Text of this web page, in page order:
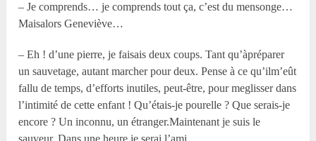
– Je comprends… je comprends tout ça, c’est du mensonge…
Maisalors Geneviève…
– Eh ! d’une pierre, je faisais deux coups. Tant qu’àpréparer
un sauvetage, autant marcher pour deux. Pense à ce qu’ilm’eût
fallu de temps, d’efforts inutiles, peut-être, pour meglisser dans
l’intimité de cette enfant ! Qu’étais-je pourelle ? Que serais-je
encore ? Un inconnu, un étranger.Maintenant je suis le